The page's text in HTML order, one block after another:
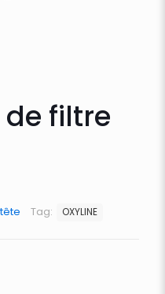
filtre
Tag: OXYLINE